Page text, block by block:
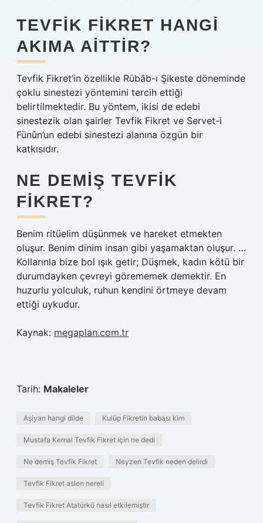
TEVFIK FIKRET HANGI
AKIMA AITTIR?
Tevfik Fikret’in özellikle Rübâb-ı Şikeste döneminde
çoklu sinestezi yöntemini tercih ettiği
belirtilmektedir. Bu yöntem, ikisi de edebi
sinestezik olan şairler Tevfik Fikret ve Servet-i
Fünûn’un edebi sinestezi alanına özgün bir
katkısıdır.
NE DEMIŞ TEVFIK
FIKRET?
Benim ritüelim düşünmek ve hareket etmekten
oluşur. Benim dinim insan gibi yaşamaktan oluşur. …
Kollarınla ​​bize bol ışık getir; Düşmek, kadın kötü bir
durumdayken çevreyi görememek demektir. En
huzurlu yolculuk, ruhun kendini örtmeye devam
ettiği uykudur.
Kaynak: megaplan.com.tr
Tarih: Makaleler
Aşiyan hangi dilde Kulüp Fikretin babası kim
Mustafa Kemal Tevfik Fikret için ne dedi
Ne demiş Tevfik Fikret Neyzen Tevfik neden delirdi
Tevfik Fikret aslen nereli
Tevfik Fikret Atatürkü nasıl etkilemiştir